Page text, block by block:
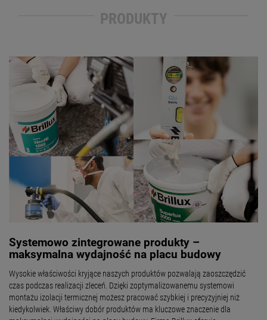
PRODUKTY
Systemowo zintegrowane produkty –
maksymalna wydajność na placu budowy
Wysokie właściwości kryjące naszych produktów pozwalają zaoszczędzić
czas podczas realizacji zleceń. Dzięki zoptymalizowanemu systemowi
montażu izolacji termicznej możesz pracować szybkiej i precyzyjniej niż
kiedykolwiek. Właściwy dobór produktów ma kluczowe znaczenie dla